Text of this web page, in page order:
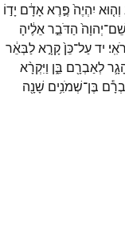
וְה֤וּא יִהְיֶה֙ פֶּ֣רֶאאָדָ֔ם יָד֣וֹ
שֵׁם־יְהוָה֙ הַדֹּבֵ֣ראֵלֶ֔יהָ
רֹאִֽי׃ ידעַל־כֵּן֙קָרָ֣אלַבְּאֵ֔ר
לְאַבְרָ֖ם בֵּ֑ן וַיִּקְרָ֨א
בֶּן־שְׁמֹנִ֥ים שָׁנָ֖ה